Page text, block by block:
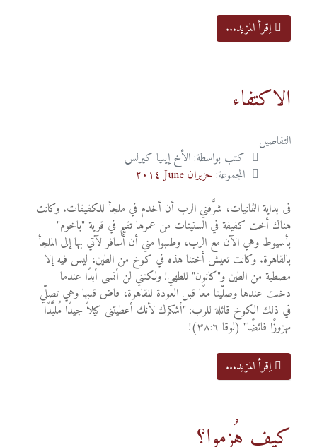
اِقرأ المزيد...
الاكتفاء
التفاصيل
كتب بواسطة: الأخ إيليا كيرلس
المجموعة: حزيران June ٢٠١٤
فى بداية الثمانيات، شرَّفني الرب أن أخدم في ملجأ للكفيفات. وكانت
هناك أخت كفيفة في الستينات من عمرها تقيم في قرية "باخوم"
بأسيوط وهي الآن مع الرب، وطلبوا مني أن أُسافر لآتي بها إلى الملجأ
بالقاهرة. وكانت تعيش أختنا هذه في كوخ من الطين، ليس فيه إلا
مصطبة من الطين و"كانون" للطهي! ولكنني لن أنسى أبدًا عندما
دخلت عندها وصلّينا معًا قبل العودة للقاهرة، فاض قلبها وهي تصلّي
في ذلك الكوخ قائلة للرب: "أشكرك لأنك أعطيتنى كيلاً جيدًا مُلبَّدًا
مهزوزًا فائضًا" (لوقا ٣٨:٦)!
اِقرأ المزيد...
كيف هُزموا؟